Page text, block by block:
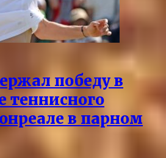
победу в
теннисного
в парном